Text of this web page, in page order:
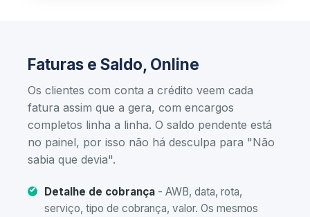
Faturas e Saldo, Online
Os clientes com conta a crédito veem cada
fatura assim que a gera, com encargos
completos linha a linha. O saldo pendente está
no painel, por isso não há desculpa para "Não
sabia que devia".
Detalhe de cobrança - AWB, data, rota,
serviço, tipo de cobrança, valor. Os mesmos